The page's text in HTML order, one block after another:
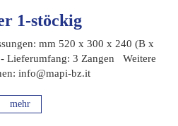
1-stöckig
mm 520 x 300 x 240 (B x
Lieferumfang: 3 Zangen Weitere
info@mapi-bz.it
mehr